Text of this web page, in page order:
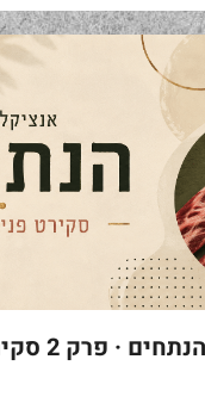
אנציקלופדיית